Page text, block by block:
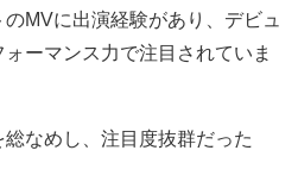
のMVに出演経験があり、デビュ
ーマンス力で注目されていま
なめし、注目度抜群だった